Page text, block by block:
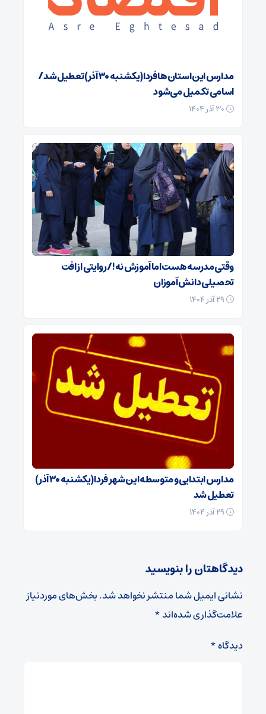
مدارس این استان‌ها فردا (یکشنبه ۳۰ آذر) تعطیل شد/
اسامی تکمیل می‌شود
وقتی مدرسه هست اما آموزش نه!/ روایتی از افت
تحصیلی دانش‌آموزان
مدارس ابتدایی و متوسطه این شهر فردا (یکشنبه ۳۰ آذر)
تعطیل شد
دیدگاهتان را بنویسید
نشانی ایمیل شما منتشر نخواهد شد.بخش‌های موردنیاز
علامت‌گذاری شده‌اند*
دیدگاه*